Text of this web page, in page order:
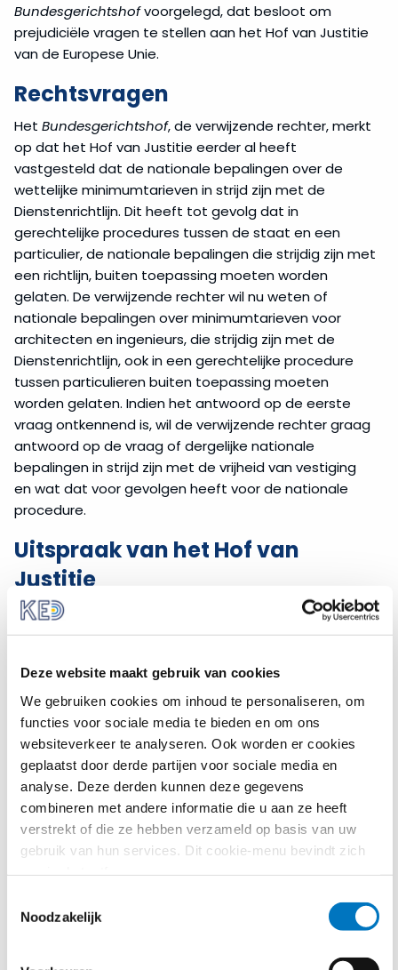
Deze website maakt gebruik van cookies
We gebruiken cookies om inhoud te personaliseren, om
functies voor sociale media te bieden en om ons
websiteverkeer te analyseren. Ook worden er cookies
geplaatst door derde partijen voor sociale media en
analyse. Deze derden kunnen deze gegevens
combineren met andere informatie die u aan ze heeft
verstrekt of die ze hebben verzameld op basis van uw
gebruik van hun services. Dit cookie-menu bevindt zich
Noodzakelijk
Bundesgerichtshofvoorgelegd, dat besloot om
prejudiciële vragen te stellen aan het Hof van Justitie
van de Europese Unie.
Rechtsvragen
Het Bundesgerichtshof, de verwijzende rechter, merkt
op dat het Hof van Justitie eerder al heeft
vastgesteld dat de nationale bepalingen over de
wettelijke minimumtarieven in strijd zijn met de
Dienstenrichtlijn. Dit heeft tot gevolg dat in
gerechtelijke procedures tussen de staat en een
particulier, de nationale bepalingen die strijdig zijn met
een richtlijn, buiten toepassing moeten worden
gelaten. De verwijzende rechter wil nu weten of
nationale bepalingen over minimumtarieven voor
architecten en ingenieurs, die strijdig zijn met de
Dienstenrichtlijn, ook in een gerechtelijke procedure
tussen particulieren buiten toepassing moeten
worden gelaten. Indien het antwoord op de eerste
vraag ontkennend is, wil de verwijzende rechter graag
antwoord op de vraag of dergelijke nationale
bepalingen in strijd zijn met de vrijheid van vestiging
en wat dat voor gevolgen heeft voor de nationale
procedure.
Uitspraak van het Hof van
Justitie
Rechtstreekse werking
jurisprudentie over rechtstreekse werking
herinnering. De Dienstenrichtlijn heeft, net als iedere
andere richtlijn, in principe geen rechtstreekse
werking. Richtlijnen zijn namelijk alleen gericht aan de
lidstaten, die de verplichting hebben om deze richtlijn
correct en tijdig om te zetten in nationale wetgeving.
Een particulier kan dus in beginsel geen direct beroep
doen op de Dienstenrichtlijn. Er zijn echter
omstandigheden waarin bepalingen uit richtlijnen, die
voldoende onvoorwaardelijk en nauwkeurig zijn, wel
rechtstreekse werking hebben. In dat geval kunnen
tegenover de overheid. Dit is bijvoorbeeld het geval bij